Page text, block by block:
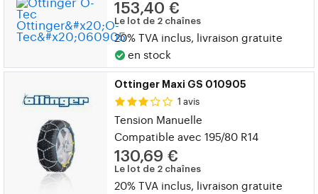
153,40 €
Le lot de 2 chaînes
20% TVA inclus, livraison gratuite
en stock
Ottinger Maxi GS 010905
1 avis
Tension Manuelle
Compatible avec 195/80 R14
130,69 €
Le lot de 2 chaînes
20% TVA inclus, livraison gratuite